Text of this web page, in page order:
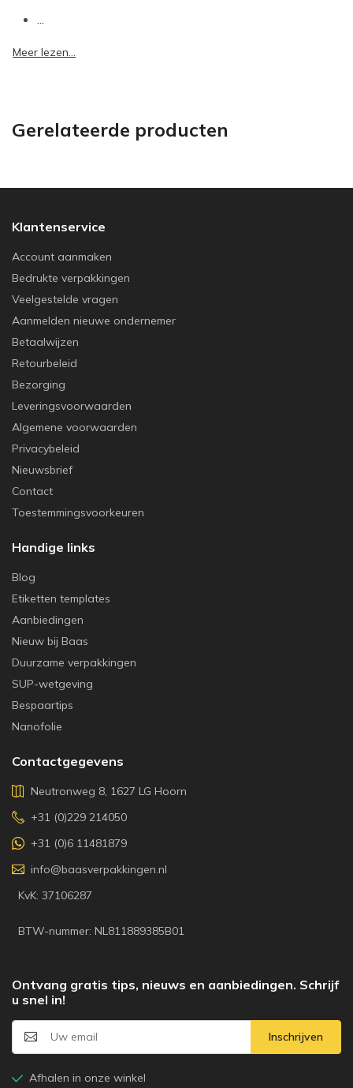
...
Meer lezen...
Gerelateerde producten
Klantenservice
Account aanmaken
Bedrukte verpakkingen
Veelgestelde vragen
Aanmelden nieuwe ondernemer
Betaalwijzen
Retourbeleid
Bezorging
Leveringsvoorwaarden
Algemene voorwaarden
Privacybeleid
Nieuwsbrief
Contact
Toestemmingsvoorkeuren
Handige links
Blog
Etiketten templates
Aanbiedingen
Nieuw bij Baas
Duurzame verpakkingen
SUP-wetgeving
Bespaartips
Nanofolie
Contactgegevens
Neutronweg 8, 1627 LG Hoorn
+31 (0)229 214050
+31 (0)6 11481879
info@baasverpakkingen.nl
KvK: 37106287
BTW-nummer: NL811889385B01
Ontvang gratis tips, nieuws en aanbiedingen. Schrijf
u snel in!
Inschrijven
Afhalen in onze winkel